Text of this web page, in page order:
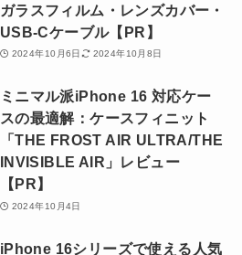
ガラスフィルム・レンズカバー・
USB-Cケーブル【PR】
2024年10月6日 2024年10月8日
ミニマル派iPhone 16 対応ケー
スの最適解：ケースフィニット
「THE FROST AIR ULTRA/THE
INVISIBLE AIR」レビュー
【PR】
2024年10月4日
iPhone 16シリーズで使える人気